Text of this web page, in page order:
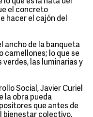
el concreto
hacer el cajón del
ancho de la banqueta
camellones; lo que se
las luminarias y
Social, Javier Curiel
la obra pueda
que antes de
bienestar colectivo,